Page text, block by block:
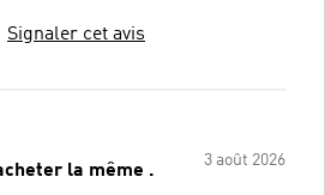
Signaler cet avis
3 août 2026
la même .